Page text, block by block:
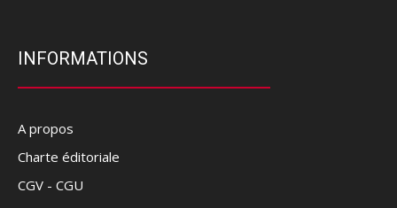
INFORMATIONS
A propos
Charte éditoriale
CGV - CGU